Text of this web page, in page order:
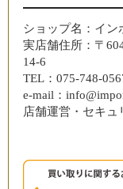
ショップ名：イン
実店舗住所：〒
14-6
TEL：075-748-
e-mail：
店舗運営・セキュ